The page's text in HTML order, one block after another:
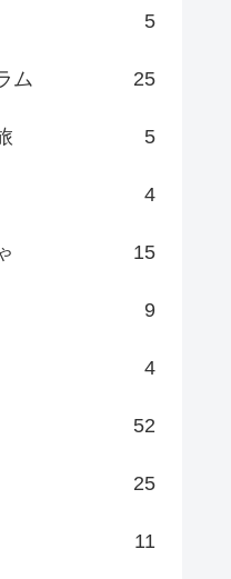
5
ム 25
5
4
15
9
4
52
25
11